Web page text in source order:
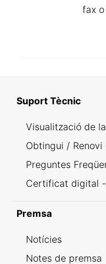
fax
Suport Tècnic
Visualització de
Obtingui /
Preguntes
Certificat digital
Premsa
Notícies
Notes de premsa